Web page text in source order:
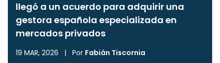
llegó a un acuerdo para adquirir una
gestora española especializada en
mercados privados
19 MAR, 2026 | Por Fabián Tiscornia